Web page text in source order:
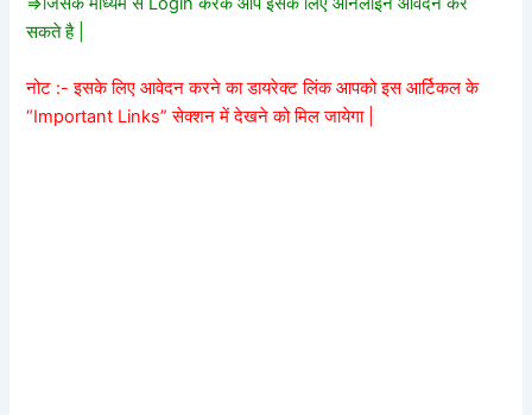
सकते है |
नोट :- इसके लिए आवेदन करने का डायरेक्ट लिंक आपको इस आर्टिकल के
“Important Links” सेक्शन में देखने को मिल जायेगा |